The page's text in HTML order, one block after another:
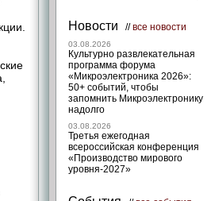
Новости //все новости
03.08.2026
Культурно развлекательная
программа форума
«Микроэлектроника 2026»:
50+ событий, чтобы
запомнить Микроэлектронику
надолго
03.08.2026
Третья ежегодная
всероссийская конференция
«Производство мирового
уровня-2027»